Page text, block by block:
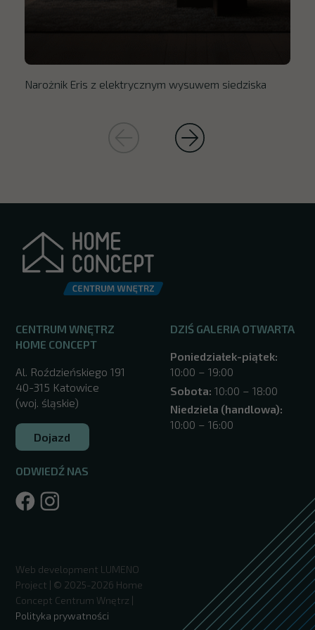
Narożnik Eris z elektrycznym wysuwem siedziska
CENTRUM WNĘTRZ
HOME CONCEPT
Al. Roździeńskiego 191
40-315 Katowice
(woj. śląskie)
Dojazd
ODWIEDŹ NAS
DZIŚ GALERIA OTWARTA
Poniedziałek-piątek:
10:00 – 19:00
Sobota: 10:00 – 18:00
Niedziela (handlowa):
10:00 – 16:00
Web development LUMENO
Project | © 2025-2026 Home
Concept Centrum Wnętrz |
Polityka prywatności